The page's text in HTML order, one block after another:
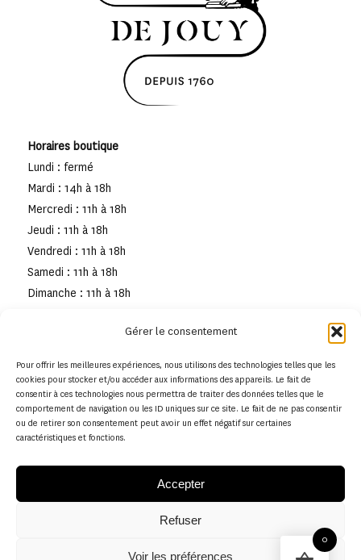
Gérer le consentement
Pour offrir les meilleures expériences, nous utilisons des technologies telles que les
cookies pour stocker et/ou accéder aux informations des appareils. Le fait de
consentir à ces technologies nous permettra de traiter des données telles que le
comportement de navigation ou les ID uniques sur ce site. Le fait de ne pas consentir
ou de retirer son consentement peut avoir un effet négatif sur certaines
caractéristiques et fonctions.
Accepter
Refuser
Voir les préférences
Horaires boutique
Lundi : fermé
Mardi : 14h à 18h
Mercredi : 11h à 18h
Jeudi : 11h à 18h
Vendredi : 11h à 18h
Samedi : 11h à 18h
Dimanche : 11h à 18h
0